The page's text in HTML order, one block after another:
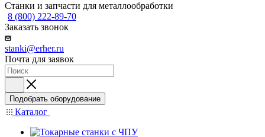
Станки и запчасти для металлообработки
8 (800) 222-89-70
Заказать звонок
stanki@erher.ru
Почта для заявок
Подобрать оборудование
Каталог